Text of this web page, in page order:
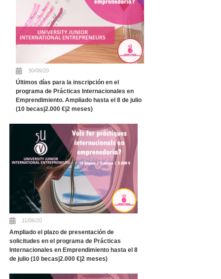
30/06/20
Últimos días para la inscripción en el
programa de Prácticas Internacionales en
Emprendimiento. Ampliado hasta el 8 de julio
(10 becas|2.000 €|2 meses)
11/06/20
Ampliado el plazo de presentación de
solicitudes en el programa de Prácticas
Internacionales en Emprendimiento hasta el 8
de julio (10 becas|2.000 €|2 meses)